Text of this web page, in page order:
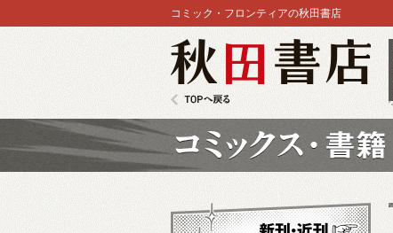
コミック・フロンティアの秋田書店